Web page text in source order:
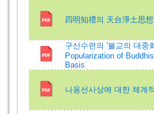
四明知禮의 天台淨土思想
구산수련의 '불교의 대중
Popularization of
Basis
나옹선사상에 대한 체계